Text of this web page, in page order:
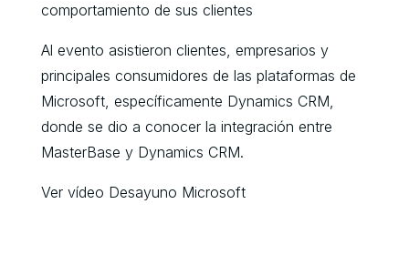
comportamiento de sus clientes
Al evento asistieron clientes, empresarios y
principales consumidores de las plataformas de
Microsoft, específicamente Dynamics CRM,
donde se dio a conocer la integración entre
MasterBase y Dynamics CRM.
Ver vídeo Desayuno Microsoft